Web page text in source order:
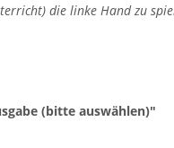
linke Hand zu
(bitte auswählen)"